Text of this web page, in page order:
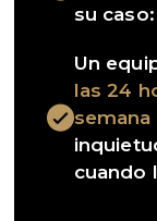
su caso:
Un
las 24
semana
cuando